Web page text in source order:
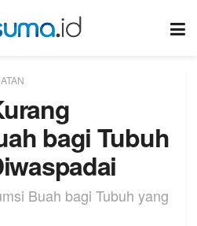
bagi Tubuh
Buah bagi Tubuh yang